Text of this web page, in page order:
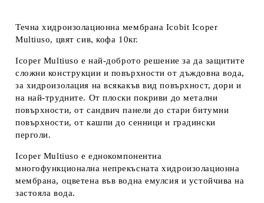
Течна хидроизолационна мембрана Icobit Icoper
Multiuso, цвят сив, кофа 10кг.
Icoper Multiuso е най-доброто решение за да защитите
сложни конструкции и повърхности от дъждовна вода,
за хидроизолация на всякакъв вид повърхност, дори и
на най-трудните. От плоски покриви до метални
повърхности, от сандвич панели до стари битумни
повърхности, от кашпи до сенници и градински
перголи.
Icoper Multiuso е еднокомпонентна
многофункционална непрекъсната хидроизолационна
мембрана, оцветена във водна емулсия и устойчива на
застояла вода.